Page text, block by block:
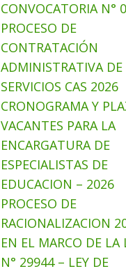
CONVOCATORIA N°
PROCESO DE
CONTRATACIÓN
ADMINISTRATIVA DE
SERVICIOS CAS 2026
CRONOGRAMA Y
VACANTES PARA LA
ENCARGATURA DE
ESPECIALISTAS DE
EDUCACION – 2026
PROCESO DE
RACIONALIZACION
EN EL MARCO DE LA
N° 29944 – LEY DE